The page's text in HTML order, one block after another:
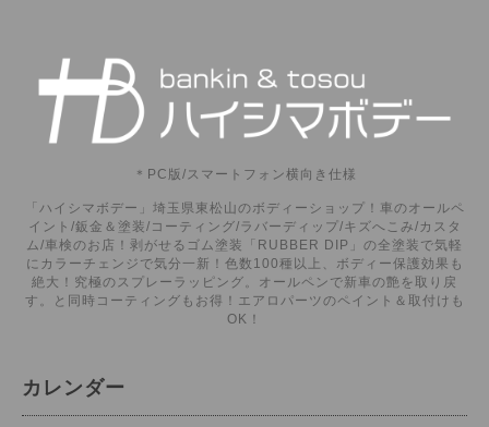
＊PC版/スマートフォン横向き仕様
「ハイシマボデー」埼玉県東松山のボディーショップ！車のオールペ
イント/鈑金＆塗装/コーティング/ラバーディップ/キズへこみ/カスタ
ム/車検のお店！剥がせるゴム塗装「RUBBER DIP」の全塗装で気軽
にカラーチェンジで気分一新！色数100種以上、ボディー保護効果も
絶大！究極のスプレーラッピング。オールペンで新車の艶を取り戻
す。と同時コーティングもお得！エアロパーツのペイント＆取付けも
OK！
カレンダー